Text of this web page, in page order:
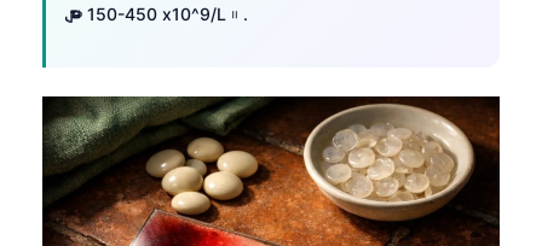
များ 150-450 x10^9/L။.